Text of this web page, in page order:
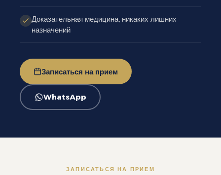
Доказательная медицина, никаких лишних
назначений
Записаться на прием
WhatsApp
ЗАПИСАТЬСЯ НА ПРИЕМ